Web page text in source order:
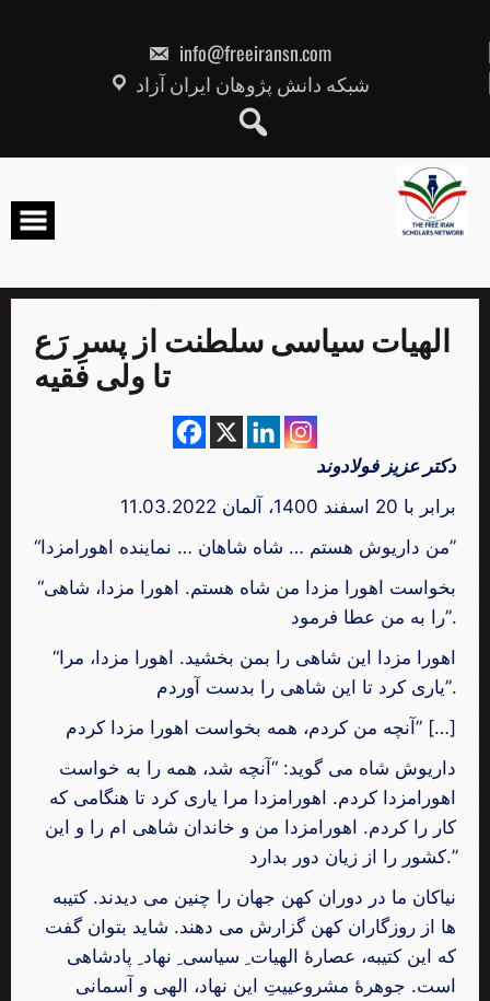
info@freeiransn.com
شبکه دانش پژوهان ایران آزاد
الهیات سیاسی سلطنت از پسرِ رَع
تا ولی فقیه
دکتر عزیز فولادوند
11.03.2022 برابر با 20 اسفند 1400، آلمان
“من داریوش هستم … شاه شاهان … نماینده اهورامزدا”
“بخواست اهورا مزدا من شاه هستم. اهورا مزدا، شاهی
را به من عطا فرمود”.
“اهورا مزدا این شاهی را بمن بخشید. اهورا مزدا، مرا
یاری کرد تا این شاهی را بدست آوردم”.
آنچه من کردم، همه بخواست اهورا مزدا کردم” […]
داریوش شاه می گوید: “آنچه شد، همه را به خواست
اهورامزدا کردم. اهورامزدا مرا یاری کرد تا هنگامی که
کار را کردم. اهورامزدا من و خاندان شاهی ام را و این
کشور را از زیان دور بدارد.”
نیاکان ما در دوران کهن جهان را چنین می دیدند. کتیبه
ها از روزگاران کهن گزارش می دهند. شاید بتوان گفت
که این کتیبه، عصارۀ الهیات ِ سیاسی ِ نهاد ِ پادشاهی
است. جوهرۀ مشروعییتِ این نهاد، الهی و آسمانی